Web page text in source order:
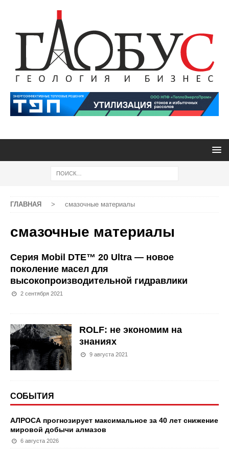
ГЛАВНАЯ > смазочные материалы
смазочные материалы
Серия Mobil DTE™ 20 Ultra — новое
поколение масел для
высокопроизводительной гидравлики
2 сентября 2021
ROLF: не экономим на
знаниях
9 августа 2021
СОБЫТИЯ
АЛРОСА прогнозирует максимальное за 40 лет снижение
мировой добычи алмазов
6 августа 2026